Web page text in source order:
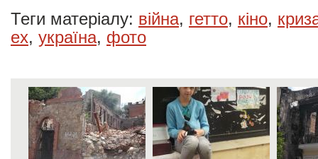
Теги матеріалу: війна, гетто, кіно,
ex, україна, фото